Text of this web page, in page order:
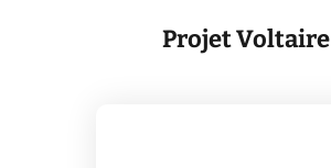
Projet Voltaire